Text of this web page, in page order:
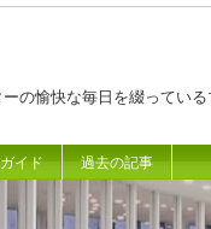
の愉快な毎日を綴ってい
イド 過去の記事